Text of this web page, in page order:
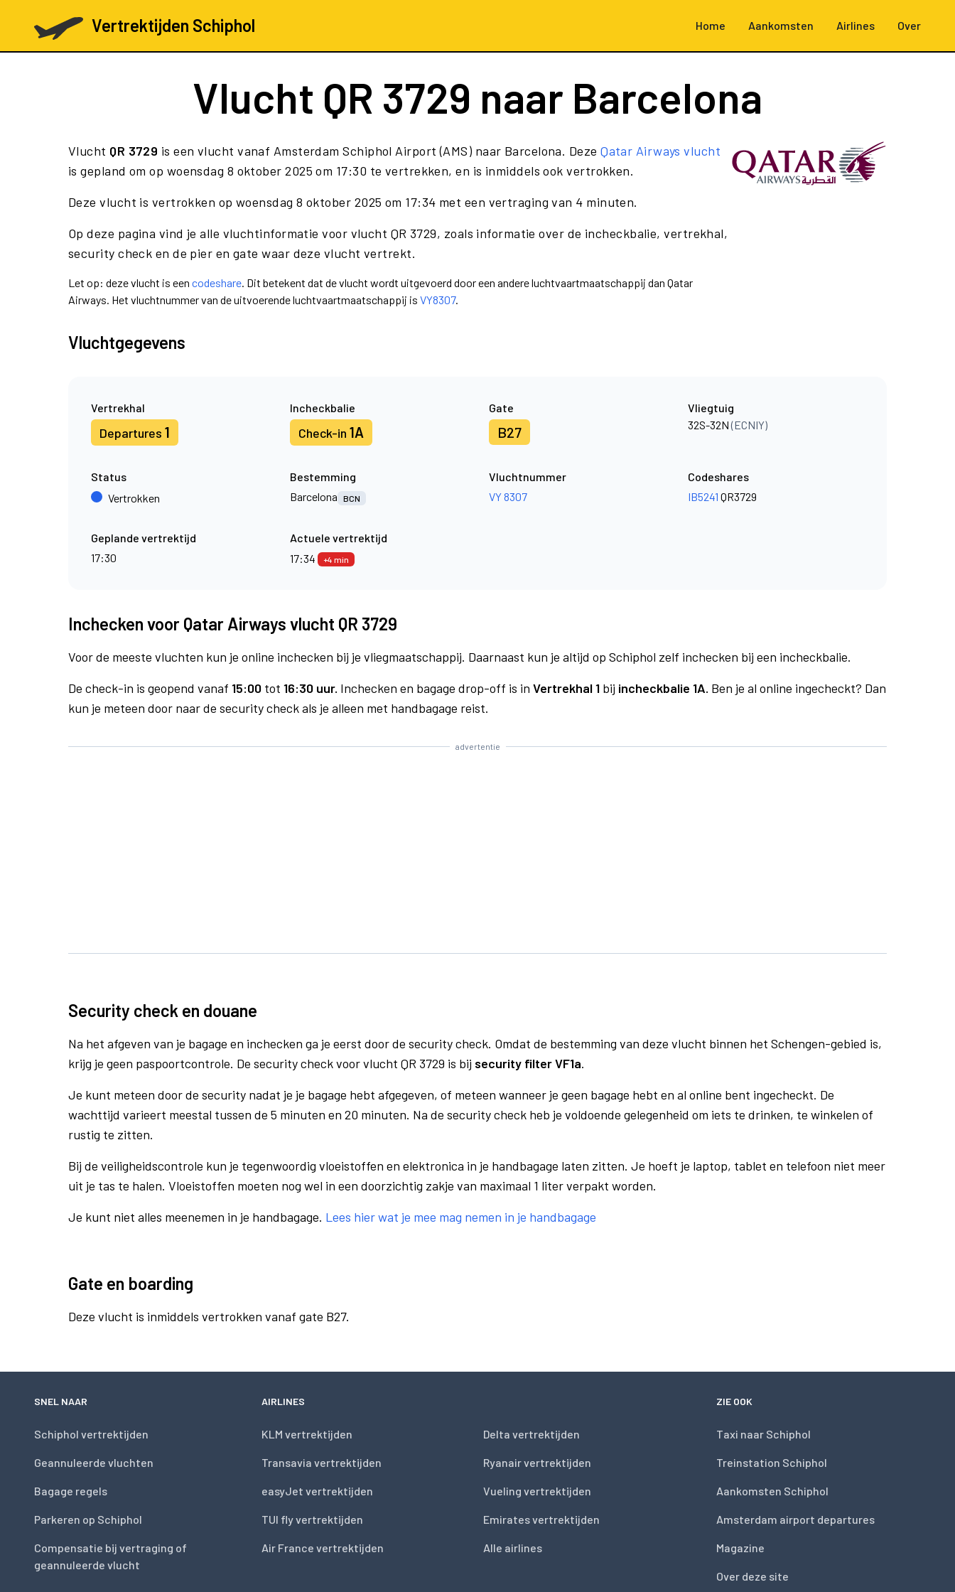
Vertrektijden Schiphol Home Aankomsten Airlines Over
Vlucht QR 3729 naar Barcelona
Vlucht QR 3729 is een vlucht vanaf Amsterdam Schiphol Airport (AMS) naar Barcelona. DezeQatar Airways vlucht
is gepland om op woensdag 8 oktober 2025 om 17:30 te vertrekken, en is inmiddels ook vertrokken.
Deze vlucht is vertrokken op woensdag 8 oktober 2025 om 17:34 met een vertraging van 4 minuten.
Op deze pagina vind je alle vluchtinformatie voor vlucht QR 3729, zoals informatie over de incheckbalie, vertrekhal,
security check en de pier en gate waar deze vlucht vertrekt.
Let op: deze vlucht is een codeshare. Dit betekent dat de vlucht wordt uitgevoerd door een andere luchtvaartmaatschappij dan Qatar
Airways. Het vluchtnummer van de uitvoerende luchtvaartmaatschappij is VY8307.
Vluchtgegevens
Vertrekhal
Departures 1
Incheckbalie
Check-in 1A
Gate
B27
Vliegtuig
32S-32N(ECNIY)
Status
Vertrokken
Bestemming
Barcelona
BCN
Vluchtnummer
VY 8307
Codeshares
IB5241 QR3729
Geplande vertrektijd
17:30
Actuele vertrektijd
17:34
+4 min
Inchecken voor Qatar Airways vlucht QR 3729
Voor de meeste vluchten kun je online inchecken bij je vliegmaatschappij. Daarnaast kun je altijd op Schiphol zelf inchecken bij een incheckbalie.
De check-in is geopend vanaf 15:00 tot 16:30 uur. Inchecken en bagage drop-off is in Vertrekhal 1 bij incheckbalie 1A. Ben je al online ingecheckt? Dan
kun je meteen door naar de security check als je alleen met handbagage reist.
advertentie
Security check en douane
Na het afgeven van je bagage en inchecken ga je eerst door de security check. Omdat de bestemming van deze vlucht binnen het Schengen-gebied is,
krijg je geen paspoortcontrole. De security check voor vlucht QR 3729 is bij security filter VF1a.
Je kunt meteen door de security nadat je je bagage hebt afgegeven, of meteen wanneer je geen bagage hebt en al online bent ingecheckt. De
wachttijd varieert meestal tussen de 5 minuten en 20 minuten. Na de security check heb je voldoende gelegenheid om iets te drinken, te winkelen of
rustig te zitten.
Bij de veiligheidscontrole kun je tegenwoordig vloeistoffen en elektronica in je handbagage laten zitten. Je hoeft je laptop, tablet en telefoon niet meer
uit je tas te halen. Vloeistoffen moeten nog wel in een doorzichtig zakje van maximaal 1 liter verpakt worden.
Je kunt niet alles meenemen in je handbagage. Lees hier wat je mee mag nemen in je handbagage
Gate en boarding
Deze vlucht is inmiddels vertrokken vanaf gate B27.
SNEL NAAR
Schiphol vertrektijden
Geannuleerde vluchten
Bagage regels
Parkeren op Schiphol
Compensatie bij vertraging of
geannuleerde vlucht
AIRLINES
KLM vertrektijden
Transavia vertrektijden
easyJet vertrektijden
TUI fly vertrektijden
Air France vertrektijden
Delta vertrektijden
Ryanair vertrektijden
Vueling vertrektijden
Emirates vertrektijden
Alle airlines
ZIE OOK
Taxi naar Schiphol
Treinstation Schiphol
Aankomsten Schiphol
Amsterdam airport departures
Magazine
Over deze site